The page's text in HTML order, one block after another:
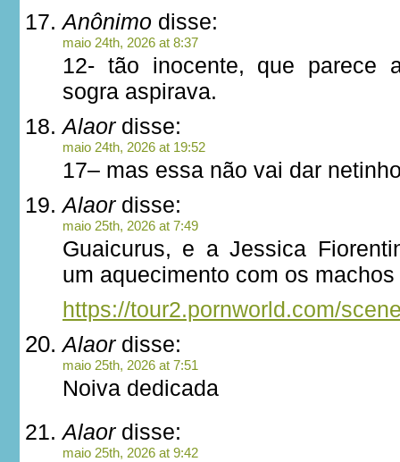
Anônimo disse:
maio 24th, 2026 at 8:37
12- tão inocente, que parece
sogra aspirava.
Alaordisse:
maio 24th, 2026 at 19:52
17– mas essa não vai dar
Alaordisse:
maio 25th, 2026 at 7:49
Guaicurus, e a Jessica
um aquecimento com os
https://tour2.pornworld.com/
Alaordisse:
maio 25th, 2026 at 7:51
Noiva dedicada
Alaordisse:
maio 25th, 2026 at 9:42